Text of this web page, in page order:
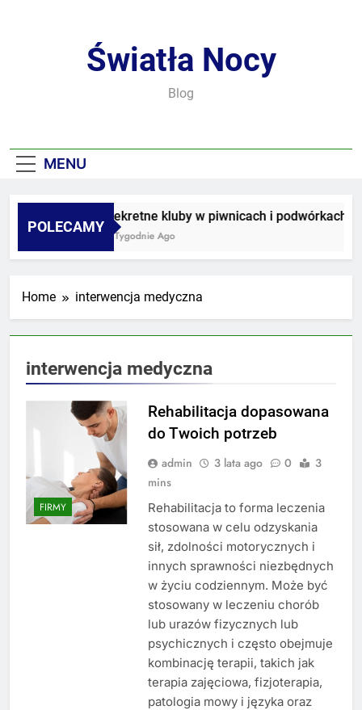
Światła Nocy
Blog
MENU
POLECAMY
Sekretne kluby w piwnicach i podwórkach
3 Tygodnie Ago
Home interwencja medyczna
interwencja medyczna
FIRMY
Rehabilitacja dopasowana
do Twoich potrzeb
admin 3 lata ago 0
3
mins
Rehabilitacja to forma leczenia
stosowana w celu odzyskania
sił, zdolności motorycznych i
innych sprawności niezbędnych
w życiu codziennym. Może być
stosowany w leczeniu chorób
lub urazów fizycznych lub
psychicznych i często obejmuje
kombinację terapii, takich jak
terapia zajęciowa, fizjoterapia,
patologia mowy i języka oraz